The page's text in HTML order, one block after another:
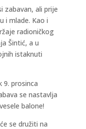
zabavan, ali prije
i mlade. Kao i
radioničkog
Šintić, a u
istaknuti
9. prosinca
se nastavlja
balone!
se družiti na